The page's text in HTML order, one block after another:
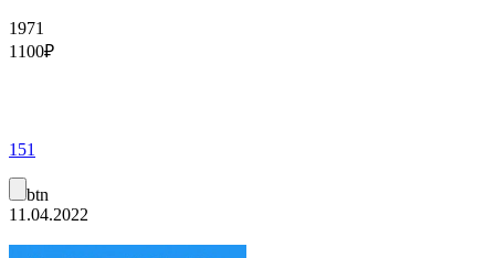
1971
1100₽
151
btn
11.04.2022